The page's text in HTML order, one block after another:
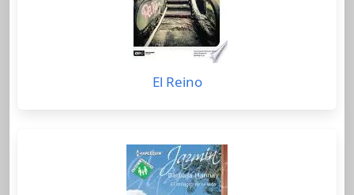
El Reino